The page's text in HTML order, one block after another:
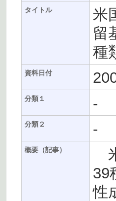
タイトル
米
留
種
資料日付
分類１ -
分類２ -
概要（記事）
39
性